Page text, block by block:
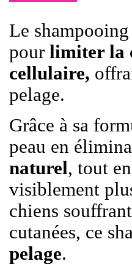
Le shampooing
pour limiter la
cellulaire,
pelage.
Grâce à sa
peau en
naturel, tout en
visiblement
chiens
cutanées, ce
pelage.